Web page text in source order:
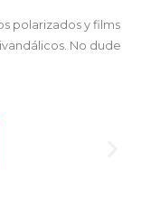
polarizados y films
No dude